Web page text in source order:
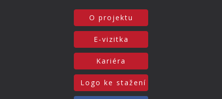
O projektu
E-vizitka
Kariéra
Logo ke stažení